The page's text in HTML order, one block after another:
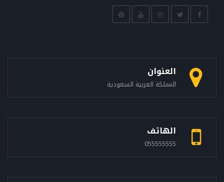
العنوان
المملكة العربية السعودية
الهاتف
055555555